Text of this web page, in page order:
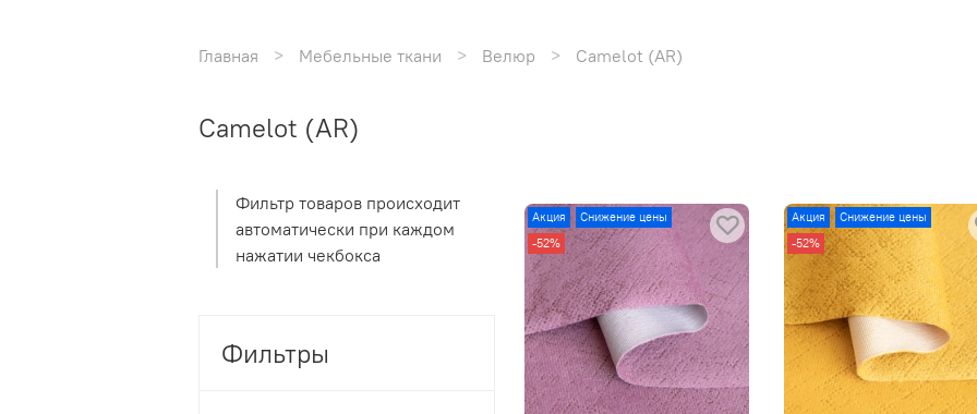
Главная Мебельные ткани Велюр Camelot (AR)
Camelot (AR)
Акция
Снижение цены
-52%
Акция
Снижение цены
-52%
Фильтр товаров происходит
автоматически при каждом
нажатии чекбокса
Фильтры